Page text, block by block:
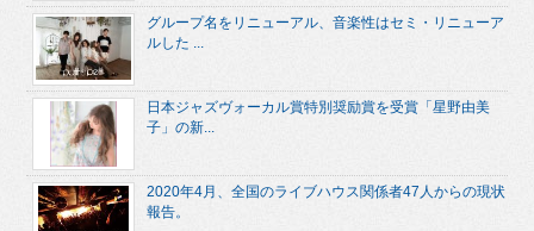
グループ名をリニューアル、音楽性はセミ・リニューア
ルした ...
日本ジャズヴォーカル賞特別奨励賞を受賞「星野由美
子」の新...
2020年4月、全国のライブハウス関係者47人からの現状
報告。